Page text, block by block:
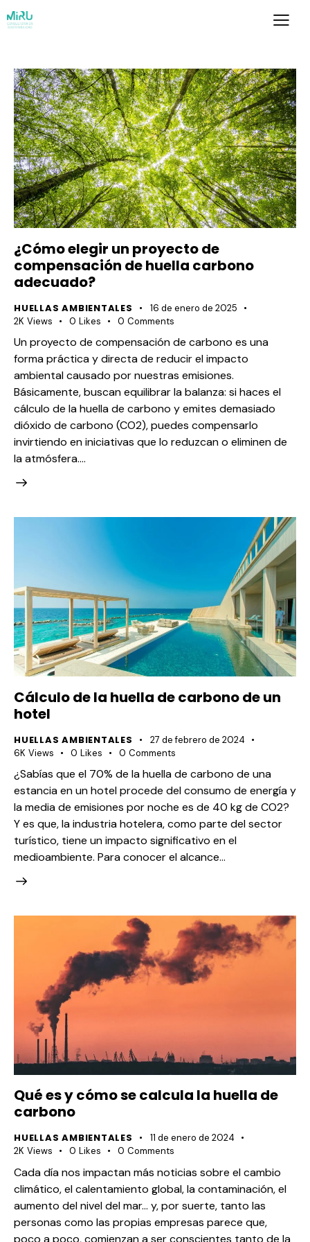
¿Cómo elegir un proyecto de
compensación de huella carbono
adecuado?
HUELLAS AMBIENTALES
16 de enero de 2025
2K Views 0 Likes 0 Comments
Un proyecto de compensación de carbono es una
forma práctica y directa de reducir el impacto
ambiental causado por nuestras emisiones.
Básicamente, buscan equilibrar la balanza: si haces el
cálculo de la huella de carbono y emites demasiado
dióxido de carbono (CO2), puedes compensarlo
invirtiendo en iniciativas que lo reduzcan o eliminen de
la atmósfera.…
Cálculo de la huella de carbono de un
hotel
HUELLAS AMBIENTALES
27 de febrero de 2024
6K Views 0 Likes 0 Comments
¿Sabías que el 70% de la huella de carbono de una
estancia en un hotel procede del consumo de energía y
la media de emisiones por noche es de 40 kg de CO2?
Y es que, la industria hotelera, como parte del sector
turístico, tiene un impacto significativo en el
medioambiente. Para conocer el alcance…
Qué es y cómo se calcula la huella de
carbono
HUELLAS AMBIENTALES
11 de enero de 2024
2K Views 0 Likes 0 Comments
Cada día nos impactan más noticias sobre el cambio
climático, el calentamiento global, la contaminación, el
aumento del nivel del mar… y, por suerte, tanto las
personas como las propias empresas parece que,
poco a poco, comienzan a ser conscientes tanto de la